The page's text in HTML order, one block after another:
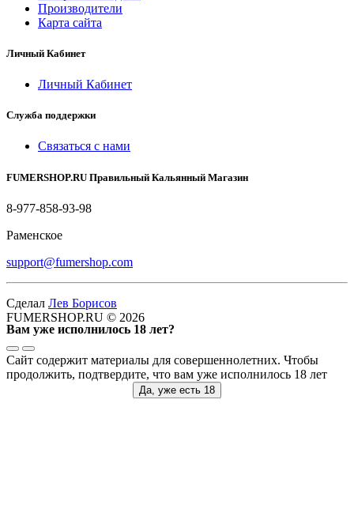
Производители
Карта сайта
Личный Кабинет
Личный Кабинет
Служба поддержки
Связаться с нами
FUMERSHOP.RU Правильный Кальянный Магазин
8-977-858-93-98
Раменское
support@fumershop.com
Сделал Лев Борисов
FUMERSHOP.RU © 2026
Вам уже исполнилось 18 лет?
Сайт содержит материалы для совершеннолетних. Чтобы
продолжить, подтвердите, что вам уже исполнилось 18 лет
Да, уже есть 18